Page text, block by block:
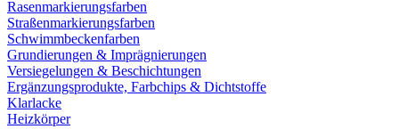
Rasenmarkierungsfarben
Straßenmarkierungsfarben
Schwimmbeckenfarben
Grundierungen & Imprägnierungen
Versiegelungen & Beschichtungen
Ergänzungsprodukte, Farbchips & Dichtstoffe
Klarlacke
Heizkörper